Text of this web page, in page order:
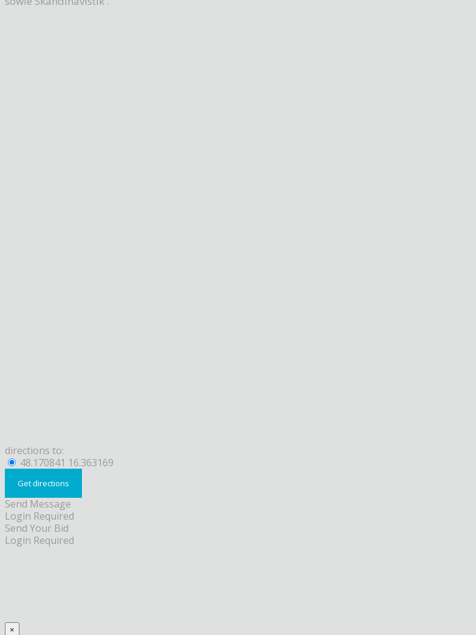
directions to:
48.170841 16.363169
Send Message
Login Required
Send Your Bid
Login Required
×